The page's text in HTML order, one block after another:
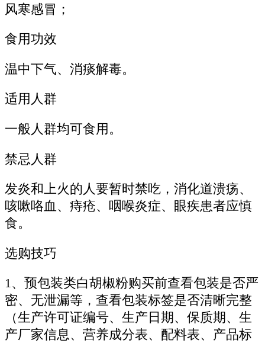
风寒感冒；
食用功效
温中下气、消痰解毒。
适用人群
一般人群均可食用。
禁忌人群
发炎和上火的人要暂时禁吃，消化道溃疡、
咳嗽咯血、痔疮、咽喉炎症、眼疾患者应慎
食。
选购技巧
1、预包装类白胡椒粉购买前查看包装是否严
密、无泄漏等，查看包装标签是否清晰完整
（生产许可证编号、生产日期、保质期、生
产厂家信息、营养成分表、配料表、产品标